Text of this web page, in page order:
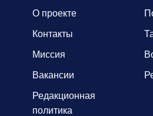
О проекте
Контакты
Миссия
Вакансии
Редакционная
политика